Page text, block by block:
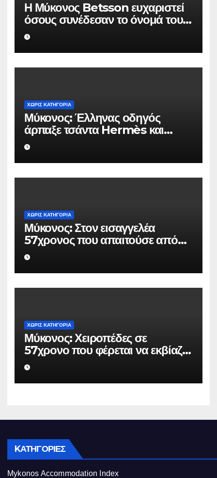
Η Μύκονος Betsson ευχαριστεί
όσους συνέδεσαν το όνομά τους
με την ιστορική χρονιά
ΧΩΡΊΣ ΚΑΤΗΓΟΡΊΑ
Μύκονος: Έλληνας οδηγός
άρπαξε τσάντα Hermès και
Rolex αξίας 75.000 ευρώ από
Ουκρανό τουρίστα
ΧΩΡΊΣ ΚΑΤΗΓΟΡΊΑ
Μύκονος: Στον εισαγγελέα
57χρονος που απαιτούσε από
επιχειρηματία 80.000 ευρώ για
να μην κάνει καταγγελίες σε
βάρος του
ΧΩΡΊΣ ΚΑΤΗΓΟΡΊΑ
Μύκονος: Χειροπέδες σε
57χρονο που φέρεται να εκβίαζε
επιχείρηση για να «θάψει»
ψευδείς καταγγελίες – Η παγίδα
που του έστησε η ΕΛ.ΑΣ.
KΑΤΗΓΟΡΊΕΣ
Mykonos Accommodation Index